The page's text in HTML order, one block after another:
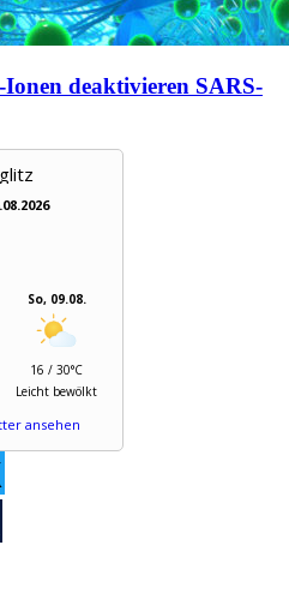
deaktivieren SARS-
So, 09.08.
16 / 30°C
Leicht bewölkt
ansehen